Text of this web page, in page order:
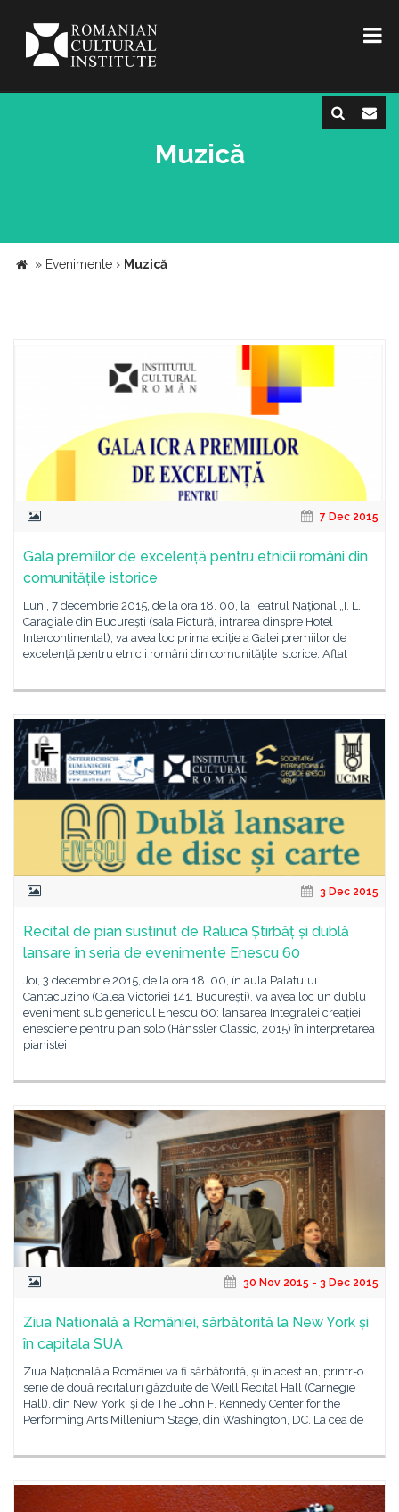
Muzică
» Evenimente › Muzică
7 Dec 2015
Gala premiilor de excelență pentru etnicii români din
comunitățile istorice
Luni, 7 decembrie 2015, de la ora 18. 00, la Teatrul Naţional „I. L.
Caragiale din Bucureşti (sala Pictură, intrarea dinspre Hotel
Intercontinental), va avea loc prima ediție a Galei premiilor de
excelență pentru etnicii români din comunitățile istorice. Aflat
3 Dec 2015
Recital de pian susținut de Raluca Știrbăț și dublă
lansare în seria de evenimente Enescu 60
Joi, 3 decembrie 2015, de la ora 18. 00, în aula Palatului
Cantacuzino (Calea Victoriei 141, București), va avea loc un dublu
eveniment sub genericul Enescu 60: lansarea Integralei creației
enesciene pentru pian solo (Hänssler Classic, 2015) în interpretarea
pianistei
30 Nov 2015 - 3 Dec 2015
Ziua Națională a României, sărbătorită la New York și
în capitala SUA
Ziua Națională a României va fi sărbătorită, și în acest an, printr-o
serie de două recitaluri găzduite de Weill Recital Hall (Carnegie
Hall), din New York, și de The John F. Kennedy Center for the
Performing Arts Millenium Stage, din Washington, DC. La cea de